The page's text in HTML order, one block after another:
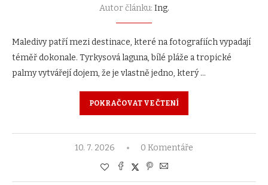
Autor článku: Ing.
Maledivy patří mezi destinace, které na fotografiích vypadají
téměř dokonale. Tyrkysová laguna, bílé pláže a tropické
palmy vytvářejí dojem, že je vlastně jedno, který …
POKRAČOVAT VE ČTENÍ
10. 7. 2026 0 Komentáře